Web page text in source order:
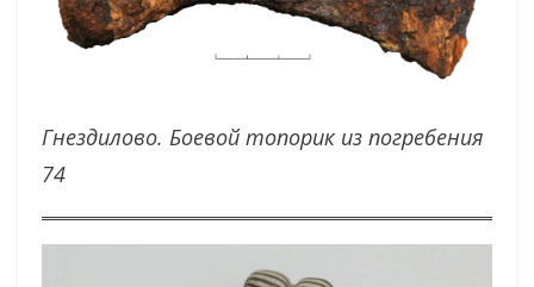
Гнездилово. Боевой топорик из погребения
74